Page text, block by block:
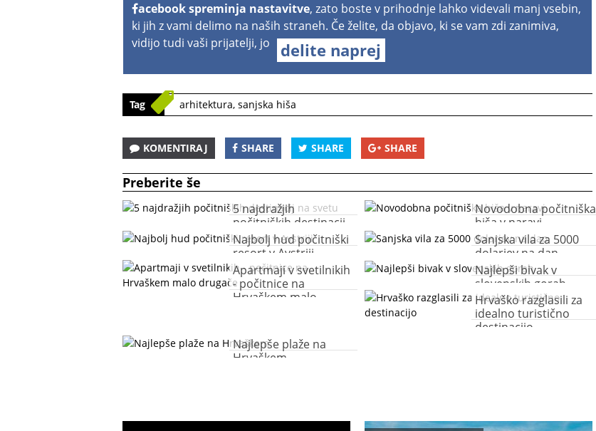
acebook spreminja nastavitve, zato boste v prihodnje lahko videvali manj vsebin,
ki jih z vami delimo na naših straneh. Če želite, da objavo, ki se vam zdi zanimiva,
vidijo tudi vaši prijatelji, jo
delite naprej
Tag arhitektura, sanjska hiša
KOMENTIRAJ SHARE SHARE SHARE
Preberite še
5 najdražjih
počitniških destinacij
na svetu
Novodobna počitniška
hiša v naravi
Najbolj hud počitniški
resort v Avstriji
Sanjska vila za 5000
dolarjev na dan
Apartmaji v svetilnikih
- počitnice na
Hrvaškem malo
Najlepši bivak v
slovenskih gorah
Hrvaško razglasili za
idealno turistično
destinacijo
Najlepše plaže na
Hrvaškem